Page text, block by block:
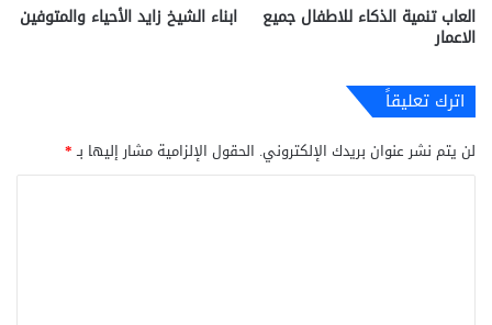
العاب تنمية الذكاء للاطفال جميع
الاعمار
ابناء الشيخ زايد الأحياء والمتوفين
اترك تعليقاً
لن يتم نشر عنوان بريدك الإلكتروني. الحقول الإلزامية مشار إليها بـ*